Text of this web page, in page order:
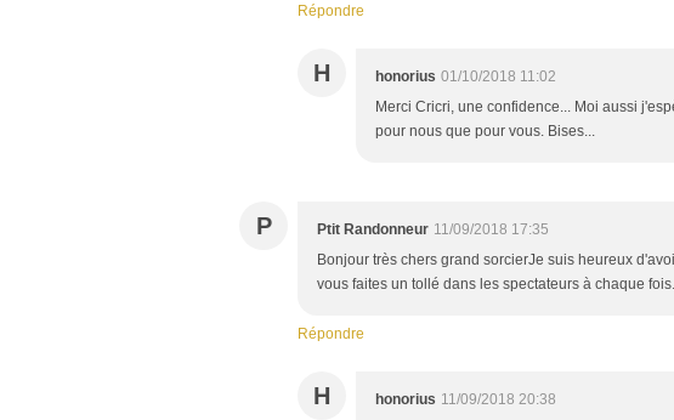
Répondre
H honorius 01/10/2018 11:02
Merci Cricri, une confidence... Moi aussi
pour nous que pour vous. Bises...
P Ptit Randonneur 11/09/2018 17:35
Bonjour très chers grand sorcierJe suis heureux
vous faites un tollé dans les spectateurs à chaque
Répondre
H honorius 11/09/2018 20:38